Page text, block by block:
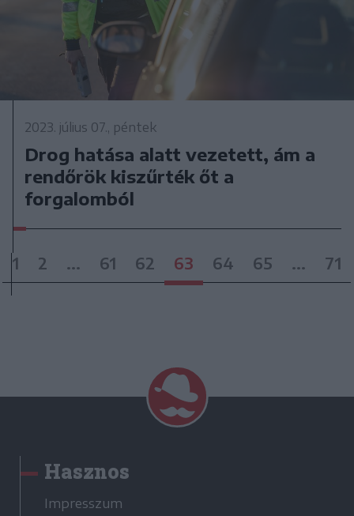
2023. július 07., péntek
Drog hatása alatt vezetett, ám a
rendőrök kiszűrték őt a
forgalomból
1 2 ... 61 62 63 64 65 ... 71
Hasznos
Impresszum